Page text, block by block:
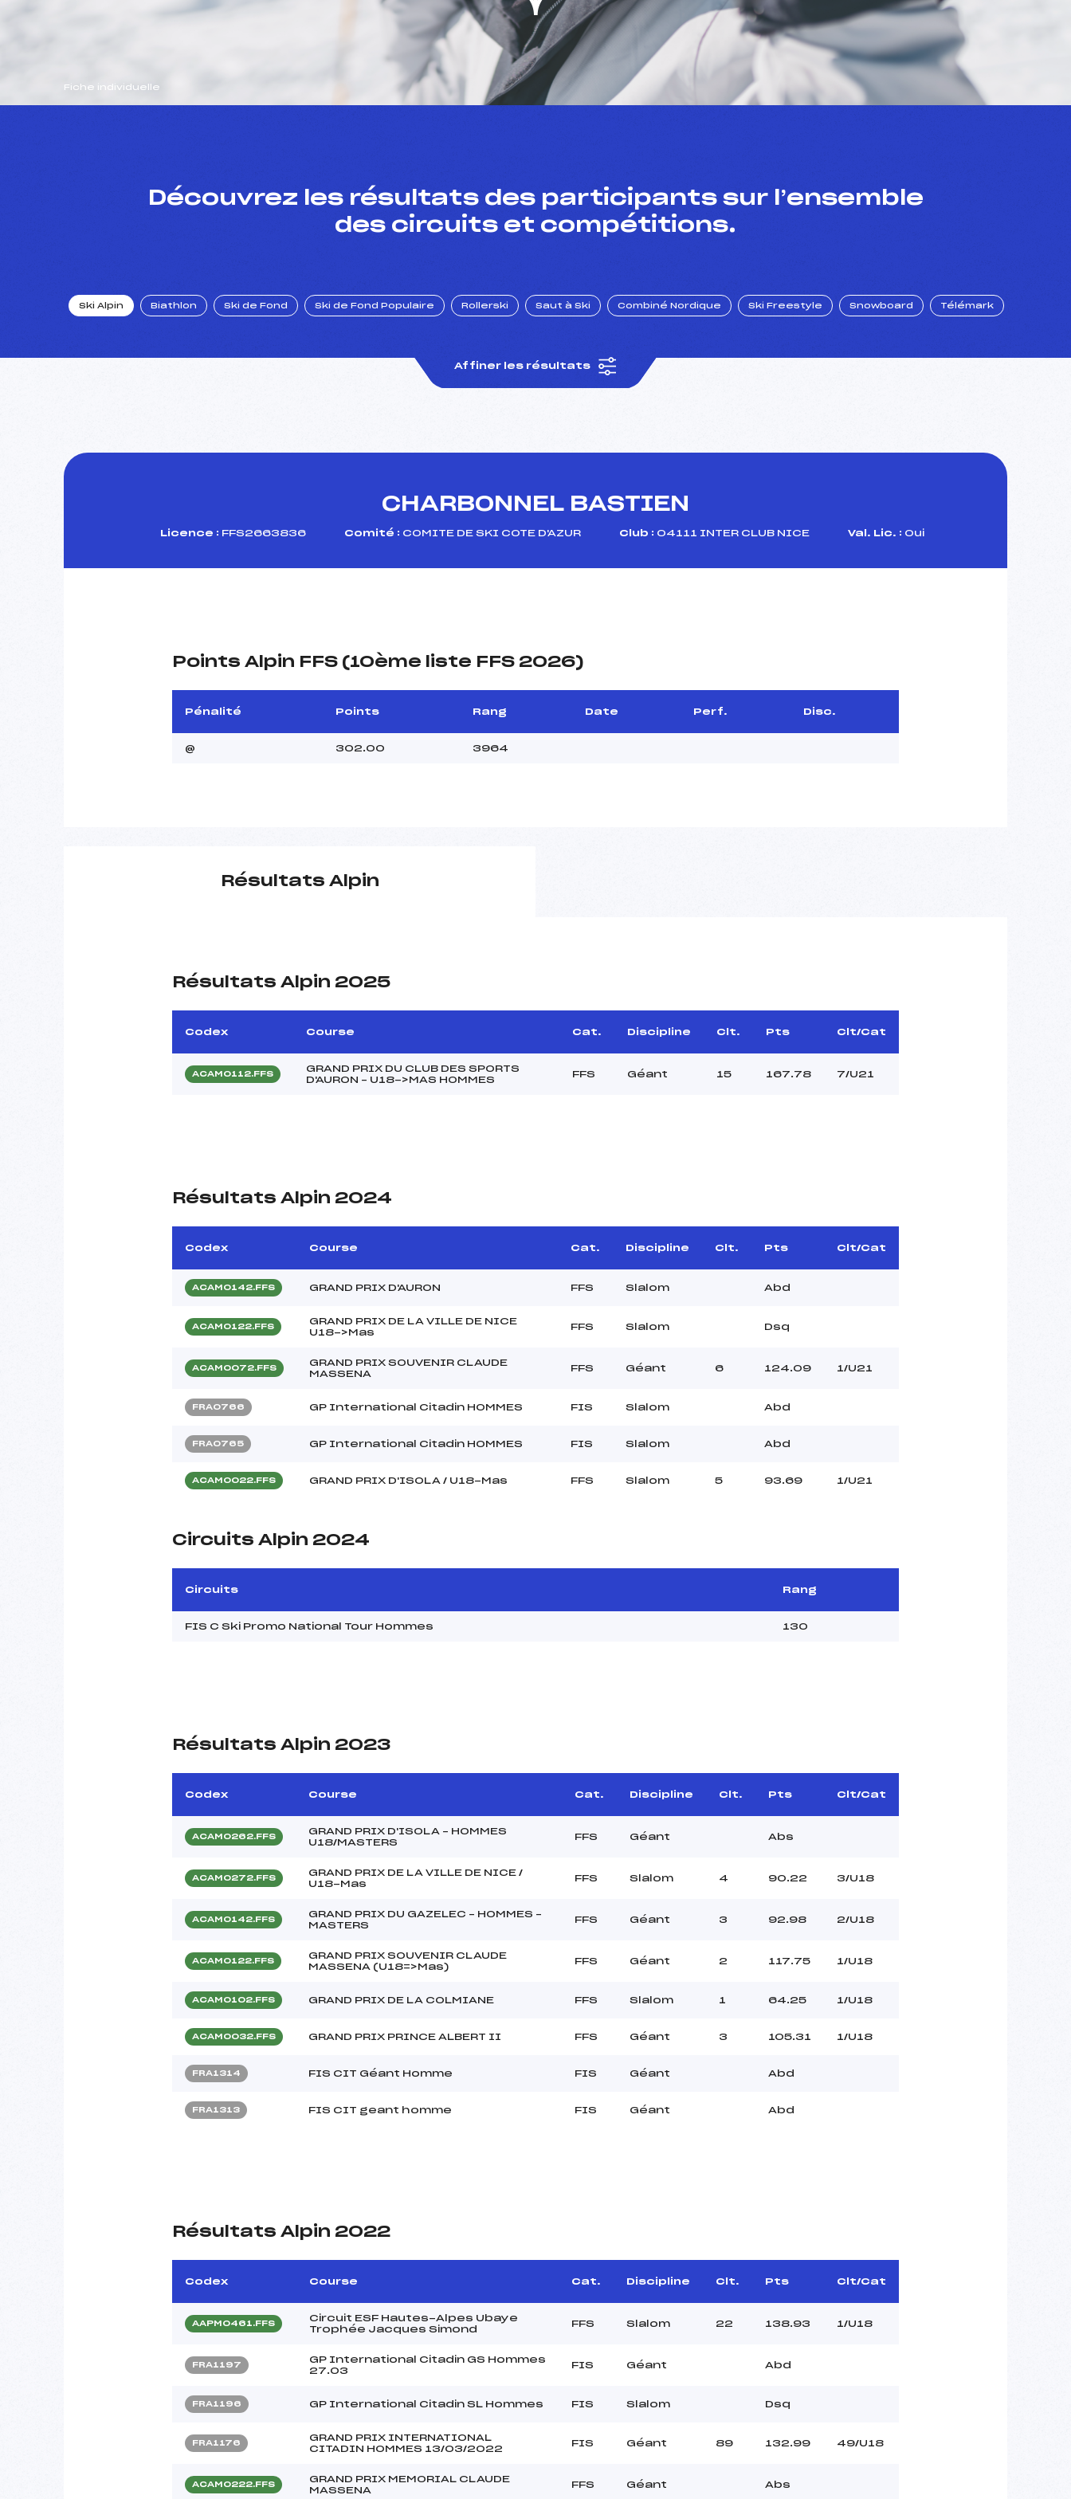
Fiche individuelle
Découvrez les résultats des participants sur l’ensemble
des circuits et compétitions.
Ski Alpin Biathlon Ski de Fond Ski de Fond Populaire Rollerski Saut à Ski Combiné Nordique Ski Freestyle Snowboard Télémark
Affiner les résultats
CHARBONNEL BASTIEN
Licence : FFS2663836 Comité : COMITE DE SKI COTE D'AZUR Club : 04111 INTER CLUB NICE Val. Lic. : Oui
Points Alpin FFS (10ème liste FFS 2026)
Pénalité Points Rang Date Perf. Disc.
@ 302.00 3964
Résultats Alpin
Résultats Alpin 2025
Codex Course Cat. Discipline Clt. Pts Clt/Cat
ACAM0112.FFS
GRAND PRIX DU CLUB DES SPORTS
D'AURON – U18->MAS HOMMES
FFS Géant 15 167.78 7/U21
Résultats Alpin 2024
Codex Course Cat. Discipline Clt. Pts Clt/Cat
ACAM0142.FFS GRAND PRIX D'AURON FFS Slalom Abd
ACAM0122.FFS
GRAND PRIX DE LA VILLE DE NICE
U18->Mas
FFS Slalom Dsq
ACAM0072.FFS
GRAND PRIX SOUVENIR CLAUDE
MASSENA
FFS Géant 6 124.09 1/U21
FRA0766 GP International Citadin HOMMES FIS Slalom Abd
FRA0765 GP International Citadin HOMMES FIS Slalom Abd
ACAM0022.FFS GRAND PRIX D'ISOLA / U18-Mas FFS Slalom 5 93.69 1/U21
Circuits Alpin 2024
Circuits Rang
FIS C Ski Promo National Tour Hommes 130
Résultats Alpin 2023
Codex Course Cat. Discipline Clt. Pts Clt/Cat
ACAM0262.FFS
GRAND PRIX D'ISOLA – HOMMES
U18/MASTERS
FFS Géant Abs
ACAM0272.FFS
GRAND PRIX DE LA VILLE DE NICE /
U18-Mas
FFS Slalom 4 90.22 3/U18
ACAM0142.FFS
GRAND PRIX DU GAZELEC – HOMMES –
MASTERS
FFS Géant 3 92.98 2/U18
ACAM0122.FFS
GRAND PRIX SOUVENIR CLAUDE
MASSENA (U18=>Mas)
FFS Géant 2 117.75 1/U18
ACAM0102.FFS GRAND PRIX DE LA COLMIANE FFS Slalom 1 64.25 1/U18
ACAM0032.FFS GRAND PRIX PRINCE ALBERT II FFS Géant 3 105.31 1/U18
FRA1314 FIS CIT Géant Homme FIS Géant Abd
FRA1313 FIS CIT geant homme FIS Géant Abd
Résultats Alpin 2022
Codex Course Cat. Discipline Clt. Pts Clt/Cat
AAPM0461.FFS
Circuit ESF Hautes-Alpes Ubaye
Trophée Jacques Simond
FFS Slalom 22 138.93 1/U18
FRA1197
GP International Citadin GS Hommes
27.03
FIS Géant Abd
FRA1196 GP International Citadin SL Hommes FIS Slalom Dsq
FRA1176
GRAND PRIX INTERNATIONAL
CITADIN HOMMES 13/03/2022
FIS Géant 89 132.99 49/U18
ACAM0222.FFS
GRAND PRIX MEMORIAL CLAUDE
MASSENA
FFS Géant Abs